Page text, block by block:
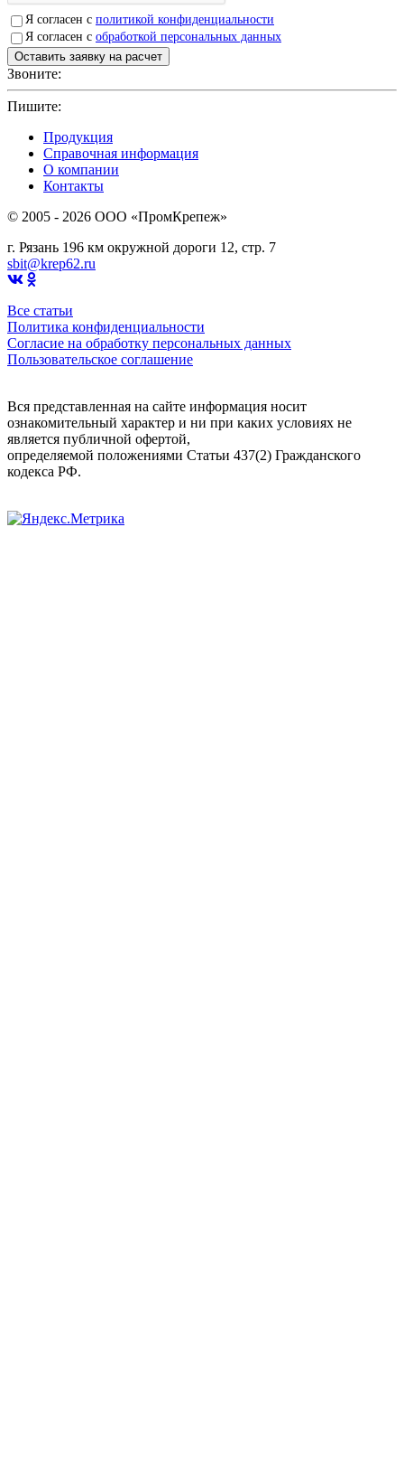
Я согласен с политикой конфиденциальности
Я согласен с обработкой персональных данных
Звоните:
Пишите:
Продукция
Справочная информация
О компании
Контакты
© 2005 - 2026 OOO «ПромКрепеж»
г. Рязань 196 км окружной дороги 12, стр. 7
sbit@krep62.ru
Все статьи
Политика конфиденциальности
Согласие на обработку персональных данных
Пользовательское соглашение
Вся представленная на сайте информация носит
ознакомительный характер и ни при каких условиях не
является публичной офертой,
определяемой положениями Статьи 437(2) Гражданского
кодекса РФ.